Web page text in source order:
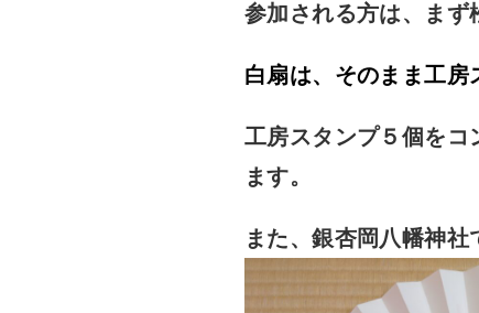
参加される方は、まず
白扇は、そのまま工房
工房スタンプ５個をコ
ます。
また、銀杏岡八幡神社